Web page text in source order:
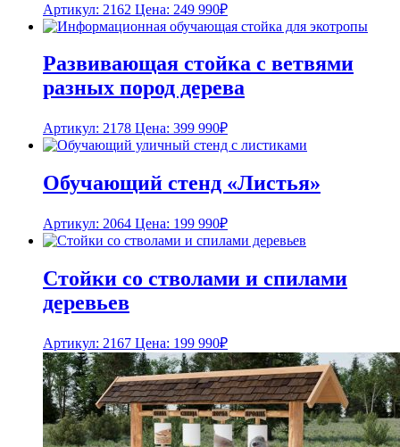
Артикул: 2162 Цена: 249 990₽
Развивающая стойка с ветвями
разных пород дерева
Артикул: 2178 Цена: 399 990₽
Обучающий стенд «Листья»
Артикул: 2064 Цена: 199 990₽
Стойки со стволами и спилами
деревьев
Артикул: 2167 Цена: 199 990₽